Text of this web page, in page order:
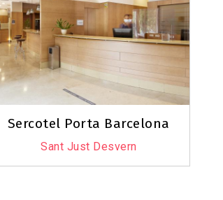
Sercotel Porta Barcelona
Sant Just Desvern